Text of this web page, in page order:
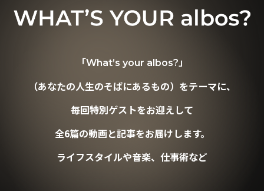
「What’s your albos?」
（あなたの人生のそばにあるもの）をテーマに、
毎回特別ゲストをお迎えして
全6篇の動画と記事をお届けします。
ライフスタイルや音楽、仕事術など